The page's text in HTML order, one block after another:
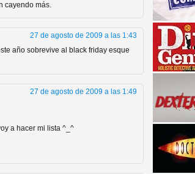
"verdad"
cayendo más.
27 de agosto de 2009 a las 1:43
año sobrevive al black friday esque
27 de agosto de 2009 a las 1:49
a hacer mi lista ^_^